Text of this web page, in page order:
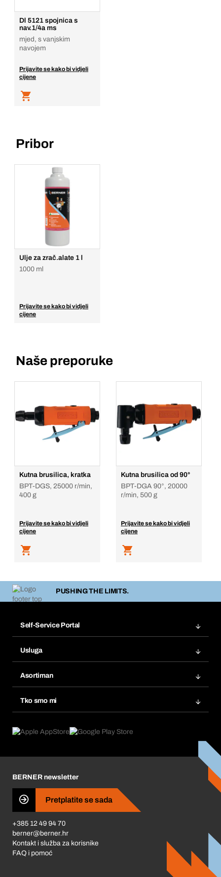
Dl 5121 spojnica s
nav.1/4a ms
mjed, s vanjskim
navojem
Prijavite se kako bi vidjeli
cijene
Pribor
Ulje za zrač.alate 1 l
1000 ml
Prijavite se kako bi vidjeli
cijene
Naše preporuke
Kutna brusilica, kratka
BPT-DGS, 25000 r/min,
400 g
Prijavite se kako bi vidjeli
cijene
Kutna brusilica od 90°
BPT-DGA 90°, 20000
r/min, 500 g
Prijavite se kako bi vidjeli
cijene
PUSHING THE LIMITS.
Self-Service Portal
Popisi želja
Ponovno naručivanje
Pretplate
Usluga
Tražitelji proizvoda
Asortiman
Tko smo mi
Što nas pokreće
Business Conduct
BERNER newsletter
Pretplatite se sada
+385 12 49 94 70
berner@berner.hr
Kontakt i služba za korisnike
FAQ i pomoć